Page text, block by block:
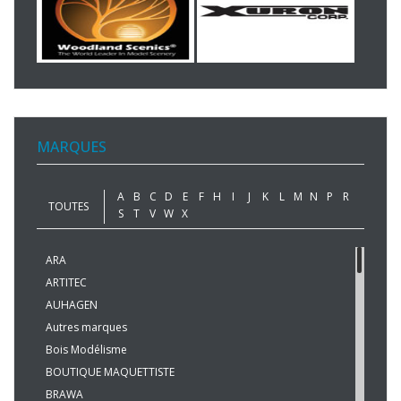
MARQUES
TOUTES
A B C D E F H I J K L M N P
R
S
T V W X
ARA
ARTITEC
AUHAGEN
Autres marques
Bois Modélisme
BOUTIQUE MAQUETTISTE
BRAWA